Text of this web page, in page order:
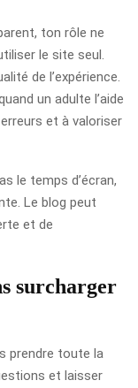
ton rôle ne
le site seul.
de l’expérience.
un adulte l’aide
et à valoriser
le temps d’écran,
Le blog peut
et de
surcharger
prendre toute la
et laisser